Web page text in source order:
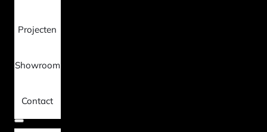
Projecten
Showroom
Contact